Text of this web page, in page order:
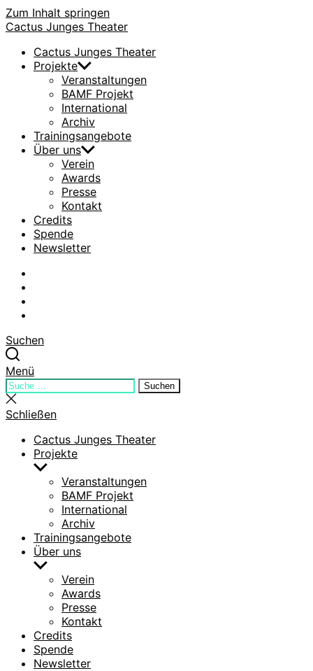
Zum Inhalt springen
Cactus Junges Theater
Cactus Junges Theater
Projekte
Veranstaltungen
BAMF Projekt
International
Archiv
Trainingsangebote
Über uns
Verein
Awards
Presse
Kontakt
Credits
Spende
Newsletter
Suchen
Menü
Suchen
nach:
Suchen
Suche
schließen
Schließen
Cactus Junges Theater
Projekte
Untermenü
anzeigenVeranstaltungen
BAMF Projekt
International
Archiv
Trainingsangebote
Über uns
Untermenü
anzeigen
Verein
Awards
Presse
Kontakt
Credits
Spende
Newsletter